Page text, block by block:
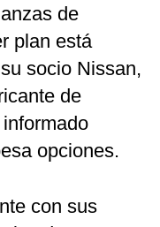
de
plan está
socio Nissan,
de
opciones.
con sus